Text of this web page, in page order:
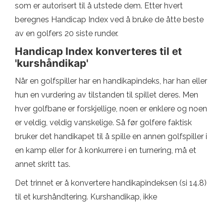
som er autorisert til å utstede dem. Etter hvert
beregnes Handicap Index ved å bruke de åtte beste
av en golfers 20 siste runder.
Handicap Index konverteres til et
'kurshåndikap'
Når en golfspiller har en handikapindeks, har han eller
hun en vurdering av tilstanden til spillet deres. Men
hver golfbane er forskjellige, noen er enklere og noen
er veldig, veldig vanskelige. Så før golfere faktisk
bruker det handikapet til å spille en annen golfspiller i
en kamp eller for å konkurrere i en turnering, må et
annet skritt tas.
Det trinnet er å konvertere handikapindeksen (si 14.8)
til et kurshåndtering. Kurshandikap, ikke